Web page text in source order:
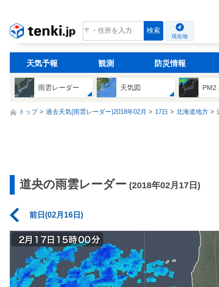
tenki.jp 検索
現在地
天気予報 観測 防災情報
雨雲レーダー 天気図
トップ 過去天気(雨雲レーダー)2018年02月 17日 北海道地方
道央の雨雲レーダー (2018年02月17日)
前日(02月16日)